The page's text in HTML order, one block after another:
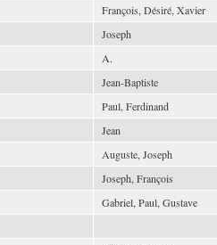
François, Désiré, Xavier
Joseph
A.
Jean-Baptiste
Paul, Ferdinand
Jean
Auguste, Joseph
Joseph, François
Gabriel, Paul, Gustave